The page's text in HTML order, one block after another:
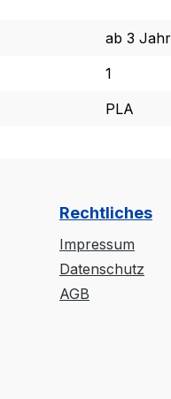
ab 3
1
PLA
Rechtliches
Impressum
Datenschutz
AGB